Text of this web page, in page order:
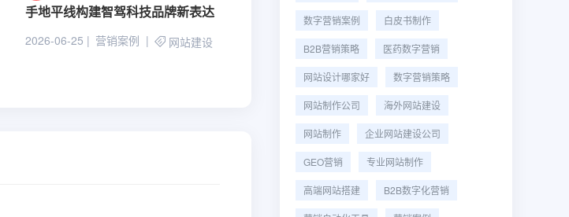
手地平线构建智驾科技品牌新表达
2026-06-25 营销案例 网站建设
数字营销案例 白皮书制作
B2B营销策略 医药数字营销
网站设计哪家好 数字营销策略
网站制作公司 海外网站建设
网站制作 企业网站建设公司
GEO营销 专业网站制作
高端网站搭建 B2B数字化营销